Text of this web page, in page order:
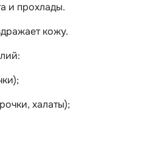
и прохлады.
кожу.
халаты);